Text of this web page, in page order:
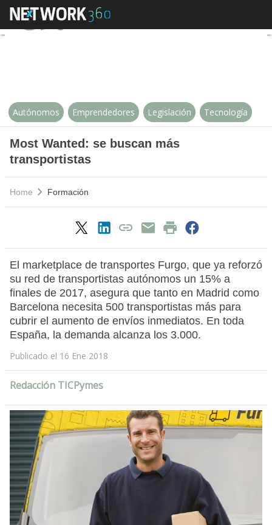
Most Wanted: se buscan más
Autónomos Emprendedores Legislación Tecnología
Most Wanted: se buscan más
transportistas
Home Formación
El marketplace de transportes Furgo, que ya reforzó
su red de transportistas autónomos un 15% a
finales de 2017, asegura que tanto en Madrid como
Barcelona necesita 500 transportistas más para
cubrir el aumento de envíos inmediatos. En toda
España, la demanda alcanza los 3.000.
Publicado el 16 Ene 2018
Redacción TICPymes